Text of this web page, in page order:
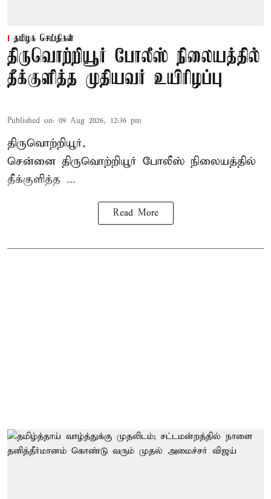
தமிழக செய்திகள்
திருவொற்றியூர் போலீஸ் நிலையத்தில்
தீக்குளித்த முதியவர் உயிரிழப்பு
Published on: 09 Aug 2026, 12:36 pm
திருவொற்றியூர்,
சென்னை திருவொற்றியூர் போலீஸ் நிலையத்தில்
தீக்குளித்த ...
Read More